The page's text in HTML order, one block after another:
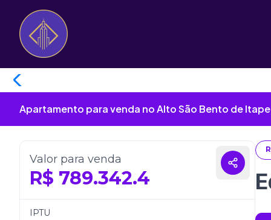
Apartamento para venda no Alto São Bento de
Valor para venda
R$ 789.342.4
IPTU